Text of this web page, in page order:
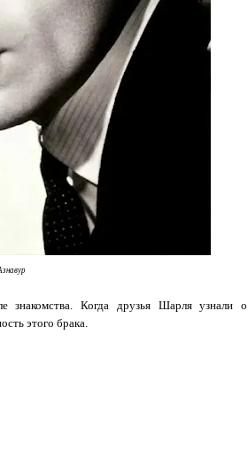
знакомства. Когда друзья Шарля узнали о
этого брака.